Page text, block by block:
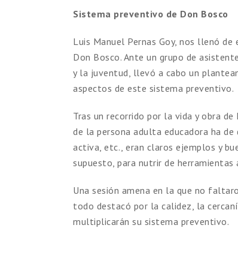
Sistema preventivo de Don Bosco
Luis Manuel Pernas Goy, nos llenó
Don Bosco. Ante un grupo de
y la juventud, llevó a cabo un
aspectos de este sistema preventivo.
Tras un recorrido por la vida y obra
de la persona adulta educadora ha
activa, etc., eran claros ejemplos y
supuesto, para nutrir de herramientas
Una sesión amena en la que no
todo destacó por la calidez, la
multiplicarán su sistema preventivo.